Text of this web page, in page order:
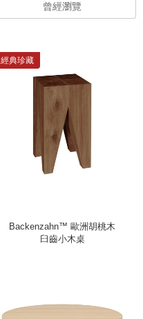
曾經瀏覽
經典珍藏
Backenzahn™ 歐洲胡桃木
臼齒小木桌